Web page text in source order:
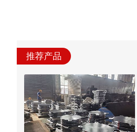
推荐产品